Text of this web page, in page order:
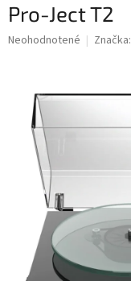
Pro-Ject T2
Priemerné
hviezdičiek.
Neohodnotené Značka: